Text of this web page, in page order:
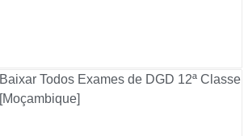
Baixar Todos Exames de DGD 12ª Classe
[Moçambique]